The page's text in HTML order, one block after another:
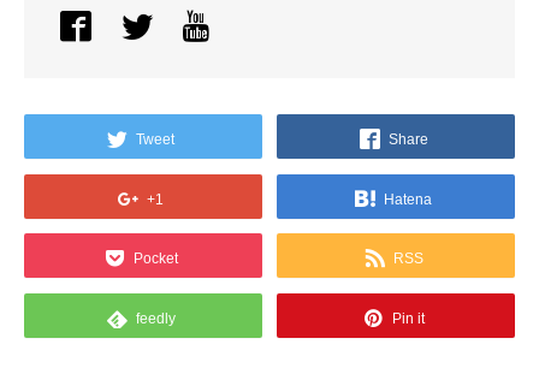
Tweet Share
+1 Hatena
Pocket RSS
feedly Pin it